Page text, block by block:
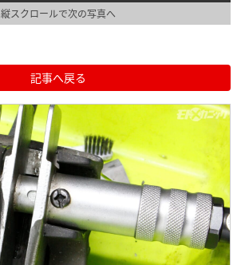
縦スクロールで次の写真へ
記事へ戻る